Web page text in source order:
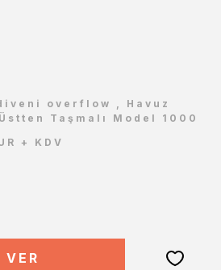
overflow , Havuz
Taşmalı Model 1000
+ KDV
VER